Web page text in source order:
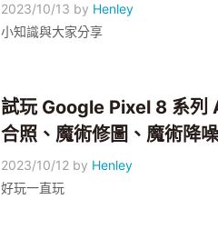
2023/10/13 by Henley
小知識與大家分享
試玩 Google Pixel 8 系列
合照、魔術修圖、魔術降噪
2023/10/12 by Henley
好玩一直玩